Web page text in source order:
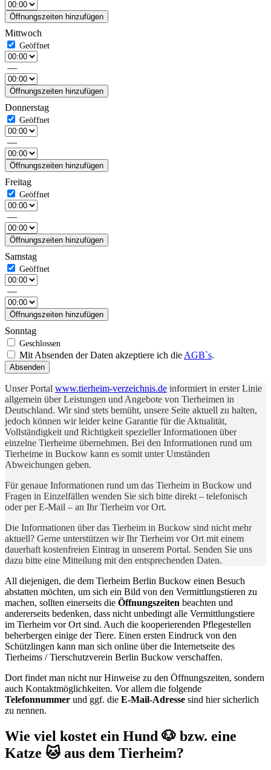
Öffnungszeiten hinzufügen
Mittwoch
—
Öffnungszeiten hinzufügen
Donnerstag
—
Öffnungszeiten hinzufügen
Freitag
—
Öffnungszeiten hinzufügen
Samstag
—
Öffnungszeiten hinzufügen
Sonntag
Mit Absenden der Daten akzeptiere ich die AGB`s.
Absenden
Unser Portal www.tierheim-verzeichnis.de informiert in erster Linie
allgemein über Leistungen und Angebote von Tierheimen in
Deutschland. Wir sind stets bemüht, unsere Seite aktuell zu halten,
jedoch können wir leider keine Garantie für die Aktualität,
Vollständigkeit und Richtigkeit spezieller Informationen über
einzelne Tierheime übernehmen. Bei den Informationen rund um
Tierheime in Buckow kann es somit unter Umständen
Abweichungen geben.
Für genaue Informationen rund um das Tierheim in Buckow und
Fragen in Einzelfällen wenden Sie sich bitte direkt – telefonisch
oder per E-Mail – an Ihr Tierheim vor Ort.
Die Informationen über das Tierheim in Buckow sind nicht mehr
aktuell? Gerne unterstützen wir Ihr Tierheim vor Ort mit einem
dauerhaft kostenfreien Eintrag in unserem Portal. Senden Sie uns
dazu bitte eine Mitteilung mit den entsprechenden Daten.
All diejenigen, die dem Tierheim Berlin Buckow einen Besuch
abstatten möchten, um sich ein Bild von den Vermittlungstieren zu
machen, sollten einerseits die Öffnungszeiten beachten und
andererseits bedenken, dass nicht unbedingt alle Vermittlungstiere
im Tierheim vor Ort sind. Auch die kooperierenden Pflegestellen
beherbergen einige der Tiere. Einen ersten Eindruck von den
Schützlingen kann man sich online über die Internetseite des
Tierheims / Tierschutzverein Berlin Buckow verschaffen.
Dort findet man nicht nur Hinweise zu den Öffnungszeiten, sondern
auch Kontaktmöglichkeiten. Vor allem die folgende
Telefonnummer und ggf. die E-Mail-Adresse sind hier sicherlich
zu nennen.
Wie viel kostet ein Hund 🐶 bzw. eine
Katze 🐱 aus dem Tierheim?